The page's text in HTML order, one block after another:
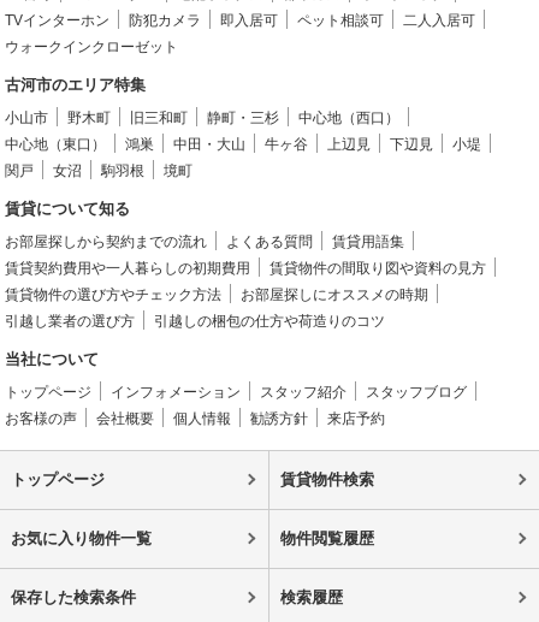
TVインターホン
防犯カメラ 即入居可 ペット相談可
二人入居可
ウォークインクローゼット
古河市のエリア特集
小山市 野木町 旧三和町 静町・三杉
中心地（西口）
中心地（東口）
鴻巣 中田・大山 牛ヶ谷 上辺見 下辺見
小堤
関戸
女沼 駒羽根 境町
賃貸について知る
お部屋探しから契約までの流れ よくある質問
賃貸用語集
賃貸契約費用や一人暮らしの初期費用
賃貸物件の間取り図や資料の見方
賃貸物件の選び方やチェック方法
お部屋探しにオススメの時期
引越し業者の選び方
引越しの梱包の仕方や荷造りのコツ
当社について
トップページ インフォメーション スタッフ紹介
スタッフブログ
お客様の声
会社概要 個人情報 勧誘方針 来店予約
トップページ 賃貸物件検索
お気に入り物件一覧 物件閲覧履歴
保存した検索条件 検索履歴